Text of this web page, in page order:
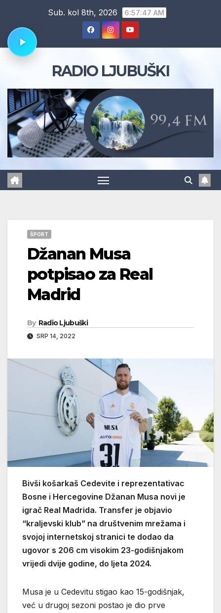
content
Sub. kol 8th, 2026 6:57:48 AM
RADIO LJUBUŠKI
ŠPORT
Džanan Musa
potpisao za Real
Madrid
By Radio Ljubuški
SRP 14, 2022
Bivši košarkaš Cedevite i reprezentativac
Bosne i Hercegovine Džanan Musa novi je
igrač Real Madrida. Transfer je objavio
“kraljevski klub” na društvenim mrežama i
svojoj internetskoj stranici te dodao da
ugovor s 206 cm visokim 23-godišnjakom
vrijedi dvije godine, do ljeta 2024.
Musa je u Cedevitu stigao kao 15-godišnjak,
već u drugoj sezoni postao je dio prve